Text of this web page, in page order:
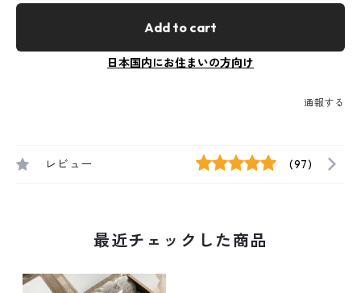
Add to cart
日本国内にお住まいの方向け
通報する
レビュー (97)
最近チェックした商品